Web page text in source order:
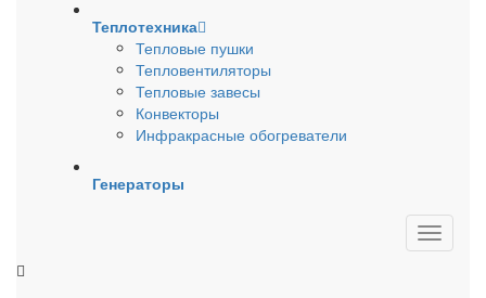
Теплотехника
Тепловые пушки
Тепловентиляторы
Тепловые завесы
Конвекторы
Инфракрасные обогреватели
Генераторы